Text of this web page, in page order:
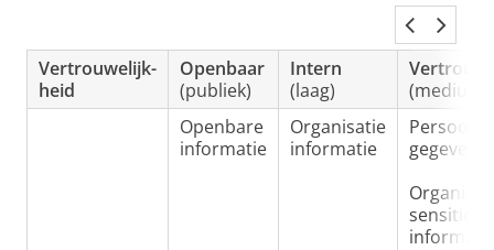
Vertrouwelijk-
heid
Openbaar
(publiek)
Intern
(laag)
(medium)
Openbare
informatie
Organisatie
informatie
Persoons-
gegevens
sensitieve